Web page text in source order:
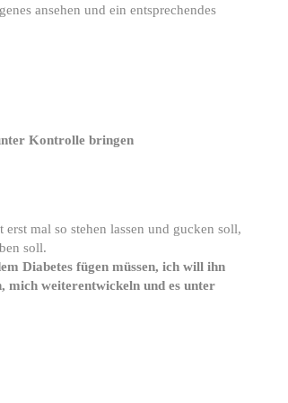
ansehen und ein entsprechendes
Kontrolle bringen
mal so stehen lassen und gucken soll,
soll.
Diabetes fügen müssen, ich will ihn
mich weiterentwickeln und es unter